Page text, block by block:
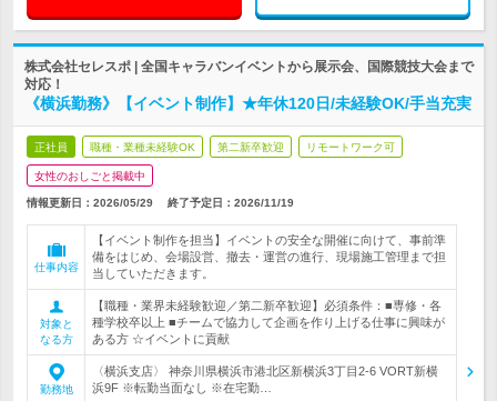
株式会社セレスポ | 全国キャラバンイベントから展示会、国際競技大会まで
対応！
《横浜勤務》【イベント制作】★年休120日/未経験OK/手当充実
正社員 職種・業種未経験OK 第二新卒歓迎 リモートワーク可
女性のおしごと掲載中
情報更新日：2026/05/29 終了予定日： 2026/11/19
仕事内容
【イベント制作を担当】イベントの安全な開催に向けて、事前準
備をはじめ、会場設営、撤去・運営の進行、現場施工管理まで担
当していただきます。
対象と
なる方
【職種・業界未経験歓迎／第二新卒歓迎】必須条件：■専修・各
種学校卒以上 ■チームで協力して企画を作り上げる仕事に興味が
ある方 ☆イベントに貢献
勤務地
〈横浜支店〉 神奈川県横浜市港北区新横浜3丁目2‐6 VORT新横
浜9F ※転勤当面なし ※在宅勤…